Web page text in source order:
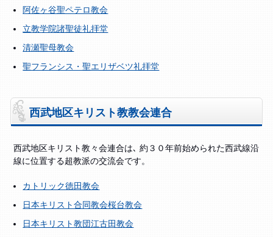
阿佐ヶ谷聖ペテロ教会
立教学院諸聖徒礼拝堂
清瀬聖母教会
聖フランシス・聖エリザベツ礼拝堂
西武地区キリスト教教会連合
西武地区キリスト教々会連合は､ 約３０年前始められた西武線沿
線に位置する超教派の交流会です。
カトリック徳田教会
日本キリスト合同教会桜台教会
日本キリスト教団江古田教会